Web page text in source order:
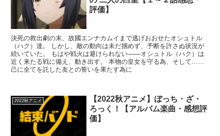
評価】
決死の救出劇の末、故國エンナカムイまで逃げおおせたオシュトル
（ハク）達。 しかし、敵の動向は未だ掴めず、予断を許さぬ状況が
続いていた。 もはや戦火は避けられない――オシュトル（ハク）は
近く来たる戦に備え、動き出す。 本物の皇女を守る為、そして……
己に全てを託した友との誓いを果たす為に
2022秋アニメ
【2022秋アニメ】ぼっち・ざ・
ろっく！【アルバム楽曲・感想評
価】